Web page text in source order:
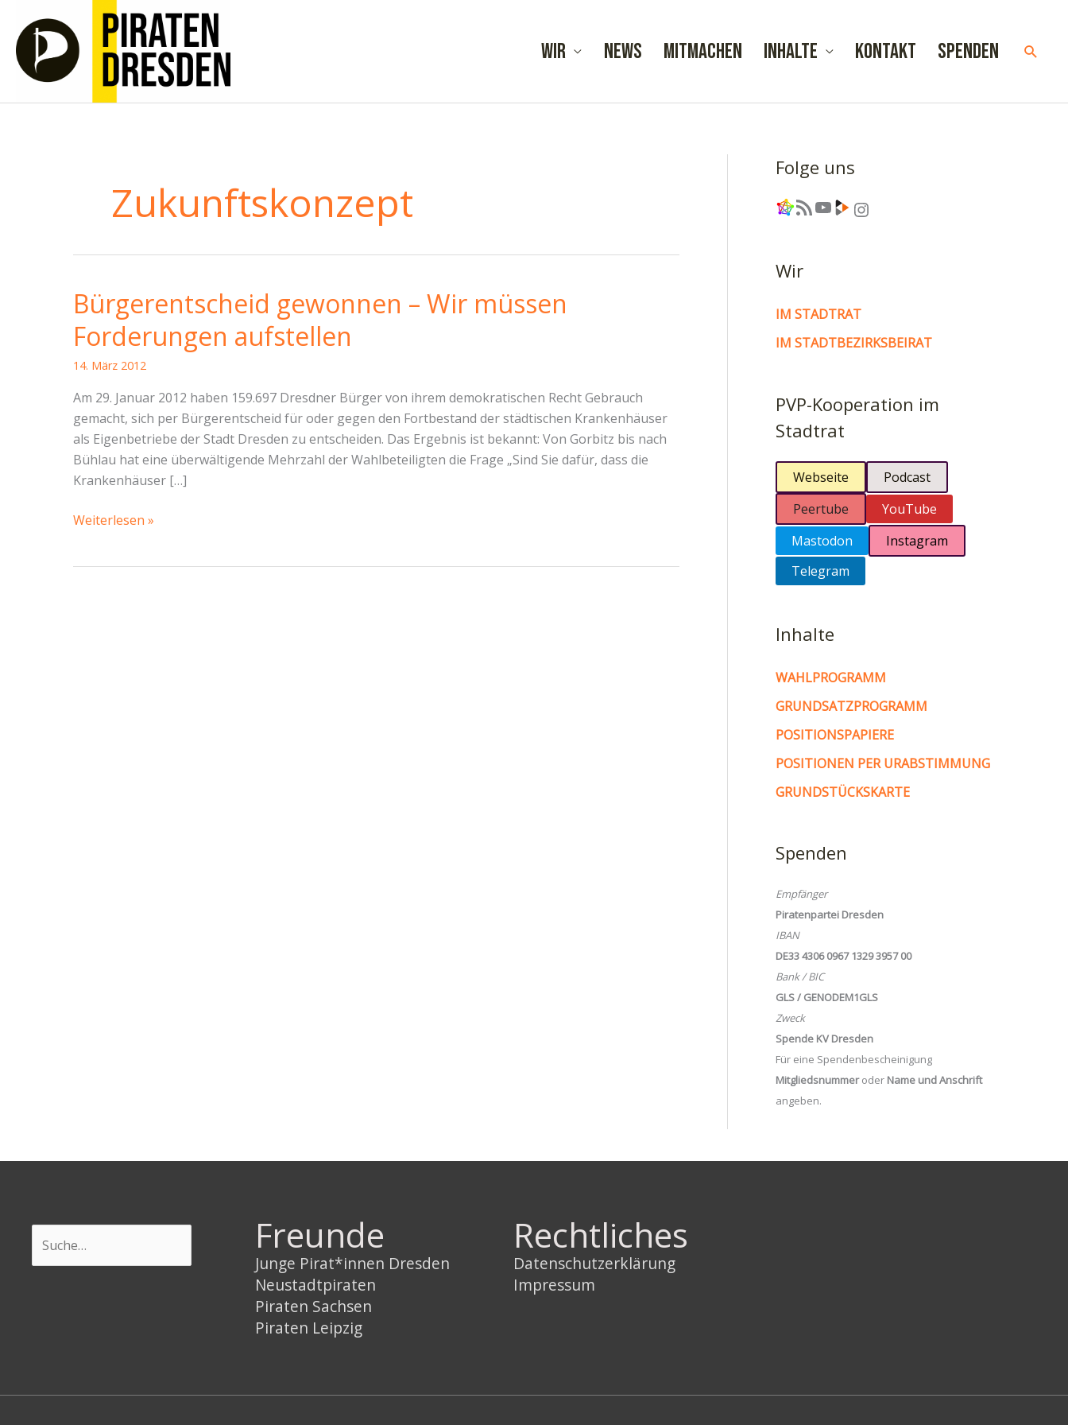
Inhalt
springen
Wir News Mitmachen Inhalte Kontakt Spenden
Zukunftskonzept
Bürgerentscheid gewonnen – Wir müssen
Forderungen aufstellen
14. März 2012
Am 29. Januar 2012 haben 159.697 Dresdner Bürger von ihrem demokratischen Recht Gebrauch
gemacht, sich per Bürgerentscheid für oder gegen den Fortbestand der städtischen Krankenhäuser
als Eigenbetriebe der Stadt Dresden zu entscheiden. Das Ergebnis ist bekannt: Von Gorbitz bis nach
Bühlau hat eine überwältigende Mehrzahl der Wahlbeteiligten die Frage „Sind Sie dafür, dass die
Krankenhäuser […]
Bürgerentscheid
Weiterlesen »
Folge uns
Link RSS-Feed YouTube Link Instagram
Wir
IM STADTRAT
IM STADTBEZIRKSBEIRAT
PVP-Kooperation im
Stadtrat
Webseite
Podcast
Peertube
YouTube
Mastodon
Instagram
Telegram
Inhalte
WAHLPROGRAMM
GRUNDSATZPROGRAMM
POSITIONSPAPIERE
POSITIONEN PER URABSTIMMUNG
GRUNDSTÜCKSKARTE
Spenden
Empfänger
Piratenpartei Dresden
IBAN
DE33 4306 0967 1329 3957 00
Bank / BIC
GLS / GENODEM1GLS
Zweck
Spende KV Dresden
Für eine Spendenbescheinigung
Mitgliedsnummeroder Name und Anschrift
angeben.
Freunde
Junge Pirat*innen Dresden
Neustadtpiraten
Piraten Sachsen
Piraten Leipzig
Rechtliches
Datenschutzerklärung
Impressum